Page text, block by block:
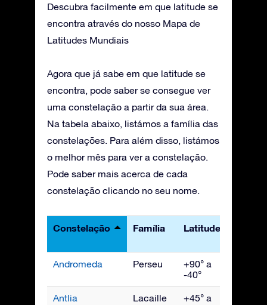
Descubra facilmente em que latitude se
encontra através do nosso Mapa de
Latitudes Mundiais
Agora que já sabe em que latitude se
encontra, pode saber se consegue ver
uma constelação a partir da sua área.
Na tabela abaixo, listámos a família das
constelações. Para além disso, listámos
o melhor mês para ver a constelação.
Pode saber mais acerca de cada
constelação clicando no seu nome.
Constelação Família Latitudes
Andromeda Perseu
+90° a
-40°
Antlia Lacaille
+45° a